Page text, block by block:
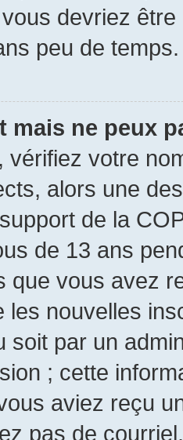
devriez
peu de temps.
mais ne peux
vérifiez votre
alors une
de la
de 13 ans
que vous avez
les nouvelles
soit par un
; cette
aviez reçu
pas de